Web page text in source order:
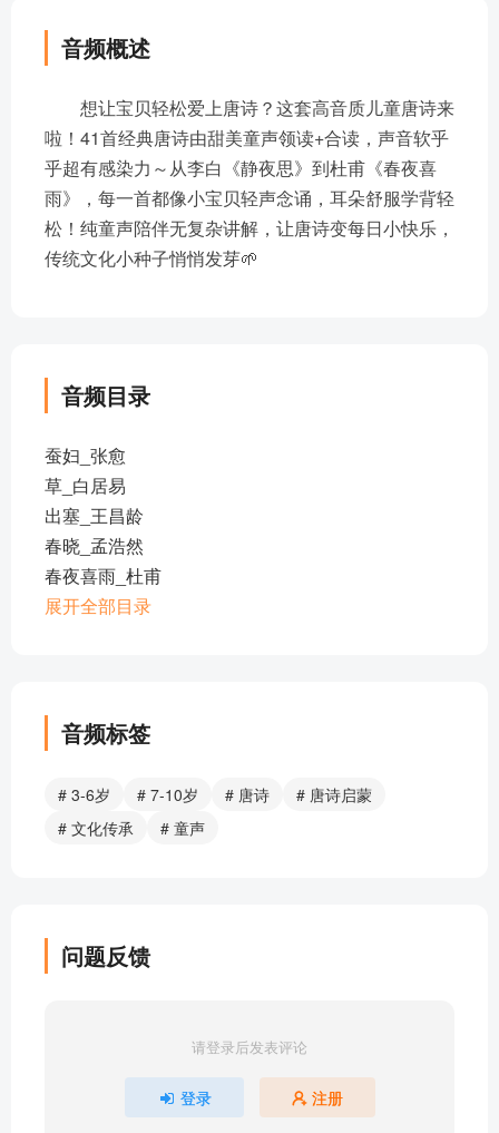
音频概述
想让宝贝轻松爱上唐诗？这套高音质儿童唐诗来
啦！41首经典唐诗由甜美童声领读+合读，声音软乎
乎超有感染力～从李白《静夜思》到杜甫《春夜喜
雨》，每一首都像小宝贝轻声念诵，耳朵舒服学背轻
松！纯童声陪伴无复杂讲解，让唐诗变每日小快乐，
传统文化小种子悄悄发芽🌱
音频目录
蚕妇_张愈
草_白居易
出塞_王昌龄
春晓_孟浩然
春夜喜雨_杜甫
从军行_王昌龄
逢雪宿芙蓉山主人_刘长卿
回乡偶书_贺知章
江南春_杜牧
江畔独步寻花_杜甫
九月九日忆山东兄弟_王维
绝句_李清照
展开全部目录
音频标签
# 3-6岁 # 7-10岁 # 唐诗
# 唐诗启蒙
# 文化传承
# 童声
问题反馈
请登录后发表评论
登录 注册